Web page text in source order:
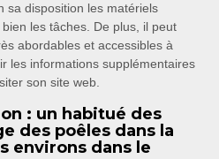
sa disposition les matériels
les tâches. De plus, il peut
abordables et accessibles à
les informations supplémentaires
son site web.
: un habitué des
des poêles dans la
environs dans le